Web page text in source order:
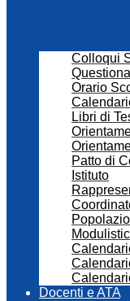
Colloqui
Orario
Libri di
Patto di
Istituto
Docenti e ATA